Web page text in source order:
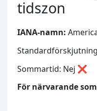
tidszon
IANA-namn:
Sommartid: Nej ❌
För närvarande